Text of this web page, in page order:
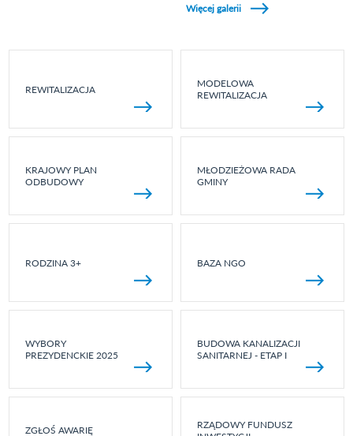
Więcej galerii
REWITALIZACJA
MODELOWA
REWITALIZACJA
KRAJOWY PLAN
ODBUDOWY
MŁODZIEŻOWA RADA
GMINY
RODZINA 3+ BAZA NGO
WYBORY
PREZYDENCKIE 2025
BUDOWA KANALIZACJI
SANITARNEJ - ETAP I
ZGŁOŚ AWARIĘ
RZĄDOWY FUNDUSZ